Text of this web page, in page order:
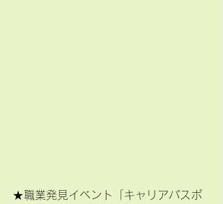
★職業発見イベント「キャリアパスポ